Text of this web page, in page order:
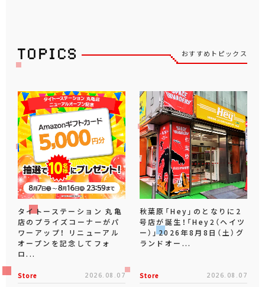
おすすめトピックス
タイトーステーション 丸亀
店のプライズコーナーがパ
ワーアップ！ リニューアル
オープンを記念してフォ
ロ...
Store 2026.08.07
秋葉原「Hey」のとなりに2
号店が誕生！「Hey2（ヘイツ
ー）」2026年8月8日（土）グ
ランドオー...
Store 2026.08.07